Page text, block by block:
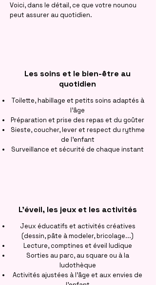
Voici, dans le détail, ce que votre nounou
peut assurer au quotidien.
Les soins et le bien-être au
quotidien
Toilette, habillage et petits soins adaptés à
l'âge
Préparation et prise des repas et du goûter
Sieste, coucher, lever et respect du rythme
de l'enfant
Surveillance et sécurité de chaque instant
L'éveil, les jeux et les activités
Jeux éducatifs et activités créatives
(dessin, pâte à modeler, bricolage...)
Lecture, comptines et éveil ludique
Sorties au parc, au square ou à la
ludothèque
Activités ajustées à l'âge et aux envies de